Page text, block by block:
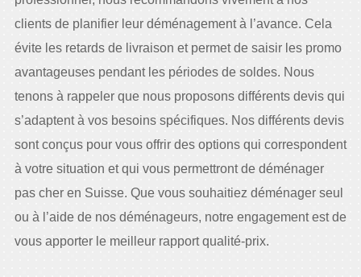
clients de planifier leur déménagement à l’avance. Cela
évite les retards de livraison et permet de saisir les promo
avantageuses pendant les périodes de soldes. Nous
tenons à rappeler que nous proposons différents devis qui
s’adaptent à vos besoins spécifiques. Nos différents devis
sont conçus pour vous offrir des options qui correspondent
à votre situation et qui vous permettront de déménager
pas cher en Suisse. Que vous souhaitiez déménager seul
ou à l’aide de nos déménageurs, notre engagement est de
vous apporter le meilleur rapport qualité-prix.